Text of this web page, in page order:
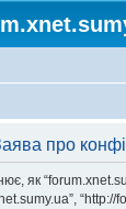
про
як
“http://